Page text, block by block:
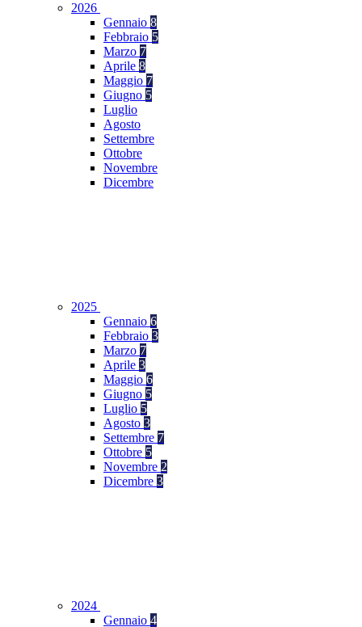
2026
Gennaio 8
Febbraio 5
Marzo 7
Aprile 8
Maggio 7
Giugno 5
Luglio
Agosto
Settembre
Ottobre
Novembre
Dicembre
2025
Gennaio 6
Febbraio 3
Marzo 7
Aprile 3
Maggio 6
Giugno 5
Luglio 5
Agosto 3
Settembre 7
Ottobre 5
Novembre 2
Dicembre 3
2024
Gennaio 4